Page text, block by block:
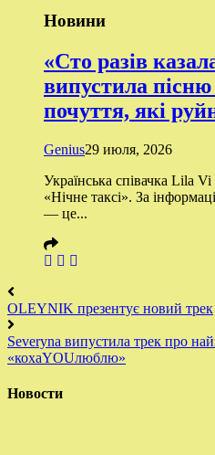
Новини
«Сто разів
випустила
почуття, які
Genius29 июля, 2026
Українська співачка Lila
«Нічне таксі». За
— це...
OLEYNIK презентує новий трек
Severyna випустила трек про
«кохаYOUлюблю»
Новости